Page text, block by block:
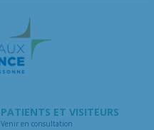
PATIENTS ET VISITEURS
Venir en consultation